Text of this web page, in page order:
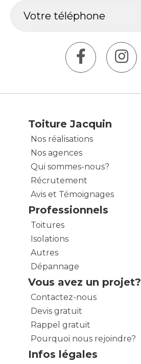
Toiture Jacquin
Nos réalisations
Nos agences
Qui sommes-nous?
Récrutement
Avis et Témoignages
Professionnels
Toitures
Isolations
Autres
Dépannage
Vous avez un projet?
Contactez-nous
Devis gratuit
Rappel gratuit
Pourquoi nous rejoindre?
Infos légales